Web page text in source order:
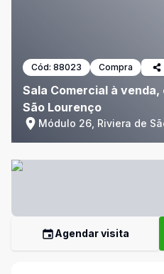
Cód: 88023 Compra
Sala Comercial à venda,
São Lourenço
Módulo 26, Riviera de
Agendar visita